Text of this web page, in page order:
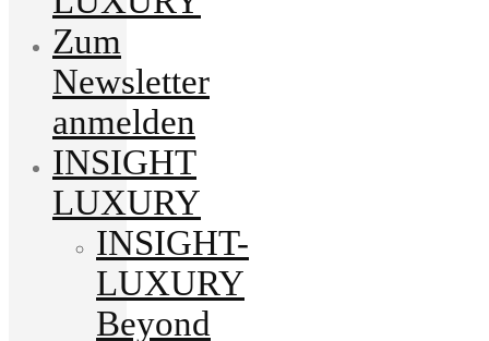
Zum
Newsletter
anmelden
INSIGHT
LUXURY
INSIGHT-
LUXURY
Beyond